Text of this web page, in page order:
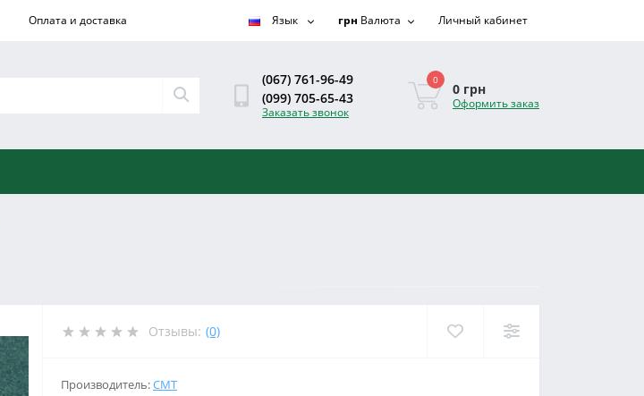
Оплата и доставка Язык грн Валюта Личный кабинет
(067) 761-96-49
(099) 705-65-43
Заказать звонок
0
0 грн
Оформить заказ
Отзывы: (0)
Производитель:СМТ